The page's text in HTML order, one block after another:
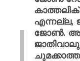
കാത്തലിക്
എന്നല്ല,
ജോൺ.
ചുമക്കാത്ത